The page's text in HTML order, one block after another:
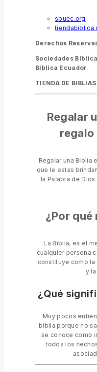
sbuec.org
Derechos
Sociedades
Bíblica Ecuador
TIENDA DE
Regalar
regalo
Regalar una Biblia
que le estas
la Palabra de
¿Por qué
La Biblia, es el
cualquier persona
constituye como
y
¿Qué
Muy pocos
biblia porque no
se conoce como
todos los